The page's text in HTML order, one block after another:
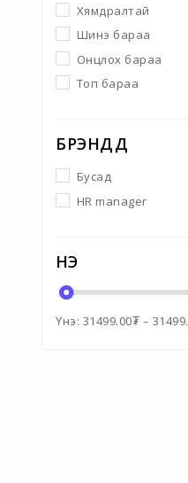
Хямдралтай
Шинэ бараа
Онцлох бараа
Топ бараа
БРЭНДҮҮД
Бусад
HR manager
ҮНЭ
Үнэ: 31499.00₮ –